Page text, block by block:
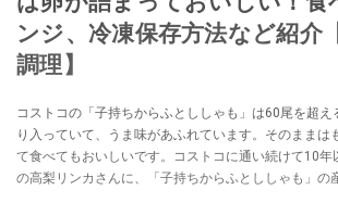
ンジ、冷凍保存方法など紹介
調理】
コストコの「子持ちからふとししゃも」は60尾を超
り入っていて、うま味があふれています。そのままは
て食べてもおいしいです。コストコに通い続けて10年
の高梨リンカさんに、「子持ちからふとししゃも」の